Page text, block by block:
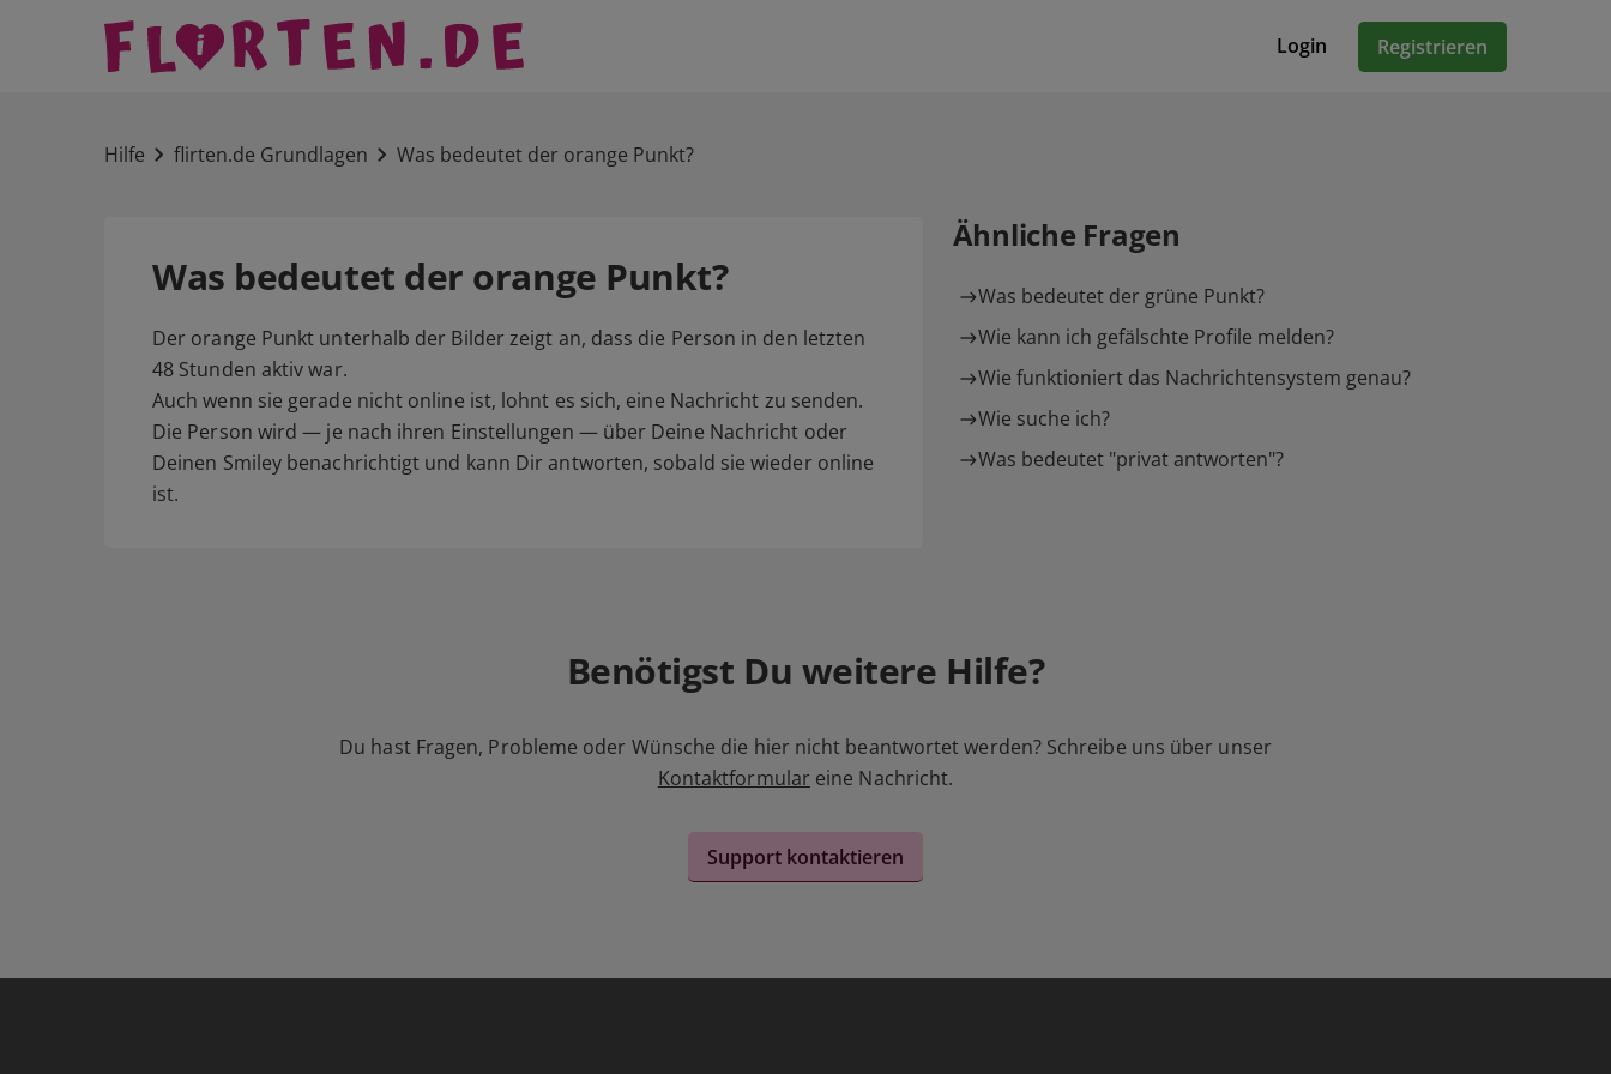
Login Registrieren
Hilfe flirten.de Grundlagen Was bedeutet der orange Punkt?
Was bedeutet der orange Punkt?
Der orange Punkt unterhalb der Bilder zeigt an, dass die Person in den letzten
48 Stunden aktiv war.
Auch wenn sie gerade nicht online ist, lohnt es sich, eine Nachricht zu senden.
Die Person wird — je nach ihren Einstellungen — über Deine Nachricht oder
Deinen Smiley benachrichtigt und kann Dir antworten, sobald sie wieder online
ist.
Ähnliche Fragen
Was bedeutet der grüne Punkt?
Wie kann ich gefälschte Profile melden?
Wie funktioniert das Nachrichtensystem genau?
Wie suche ich?
Was bedeutet "privat antworten"?
Benötigst Du weitere Hilfe?
Du hast Fragen, Probleme oder Wünsche die hier nicht beantwortet werden? Schreibe uns über unser
Kontaktformular eine Nachricht.
Support kontaktieren